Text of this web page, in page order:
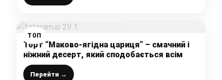
ТОП
Торт “Маково-ягідна цариця” – смачний і
ніжний десерт, який сподобається всім
Перейти →